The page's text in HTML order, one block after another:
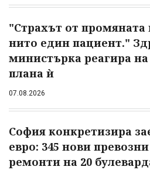
"Страхът от промяната
нито един пациент."
министърка реагира
плана ѝ
07.08.2026
София конкретизира
евро: 345 нови
ремонти на 20